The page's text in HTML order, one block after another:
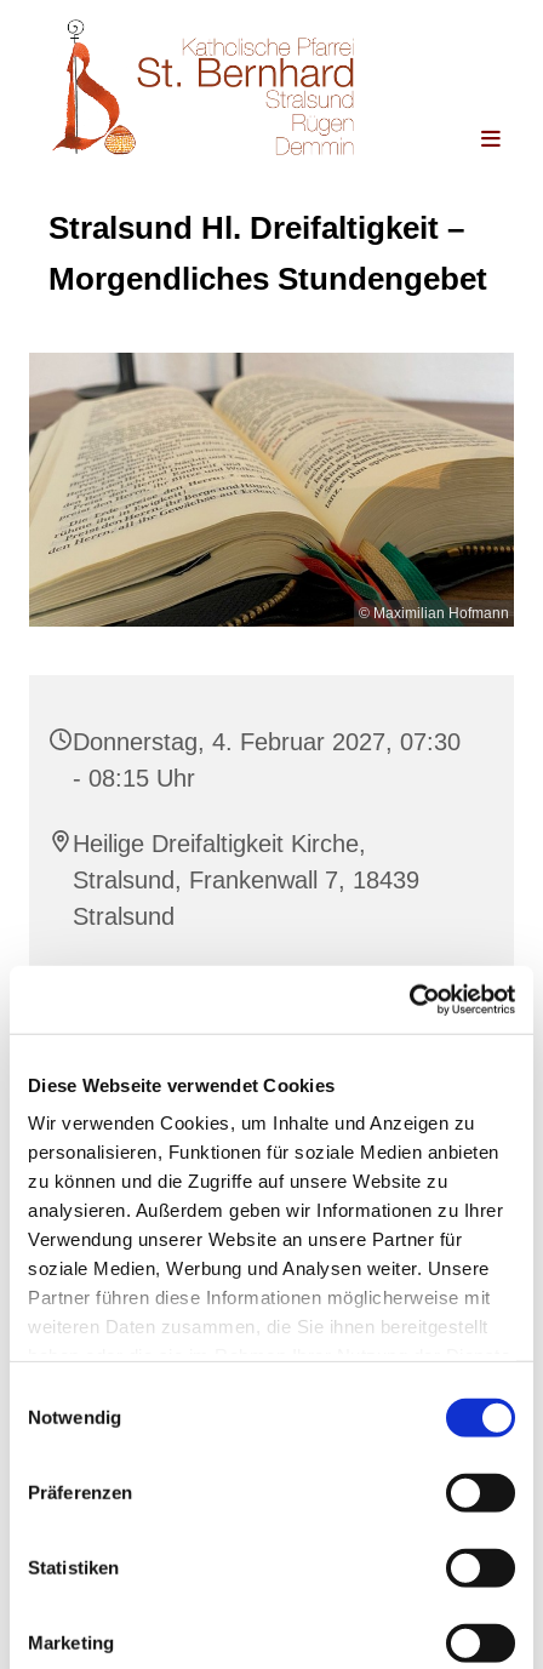
Diese Webseite verwendet Cookies
Wir verwenden Cookies, um Inhalte und Anzeigen zu
personalisieren, Funktionen für soziale Medien anbieten
zu können und die Zugriffe auf unsere Website zu
analysieren. Außerdem geben wir Informationen zu Ihrer
Verwendung unserer Website an unsere Partner für
soziale Medien, Werbung und Analysen weiter. Unsere
Partner führen diese Informationen möglicherweise mit
weiteren Daten zusammen, die Sie ihnen bereitgestellt
Notwendig
Präferenzen
Statistiken
Marketing
Stralsund Hl. Dreifaltigkeit –
Morgendliches Stundengebet
© Maximilian Hofmann
Donnerstag, 4. Februar 2027, 07:30
- 08:15 Uhr
Heilige Dreifaltigkeit Kirche,
Stralsund, Frankenwall 7, 18439
Stralsund
Lesehore
und die Laudes
. Dazu hören wir das
stiller Meditation.
ZumMitbetenempfehlen wirstundengebet.de
das auch als kostenloseAndroid- undiOS-App
zur Verfügung steht.